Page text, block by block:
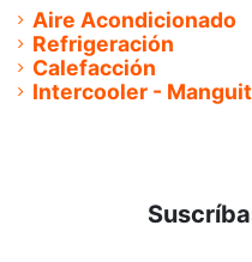
Aire Acondicionado
Refrigeración
Calefacción
Intercooler -